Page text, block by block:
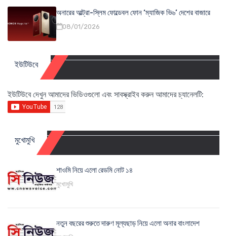
অনারের আল্ট্রা-স্লিম ফোল্ডেবল ফোন ‘ম্যাজিক ভি৬’ দেশের বাজারে
08/01/2026
ইউটিউবে
ইউটিউবে দেখুন আমাদের ভিডিওগুলো এবং সাবস্ক্রাইব করুন আমাদের চ্যানেলটি:
মুখোমুখি
শাওমি নিয়ে এলো রেডমি নোট ১৪
মুখোমুখি
নতুন বছরের শুরুতে দারুণ মূল্যছাড় নিয়ে এলো অনার বাংলাদেশ